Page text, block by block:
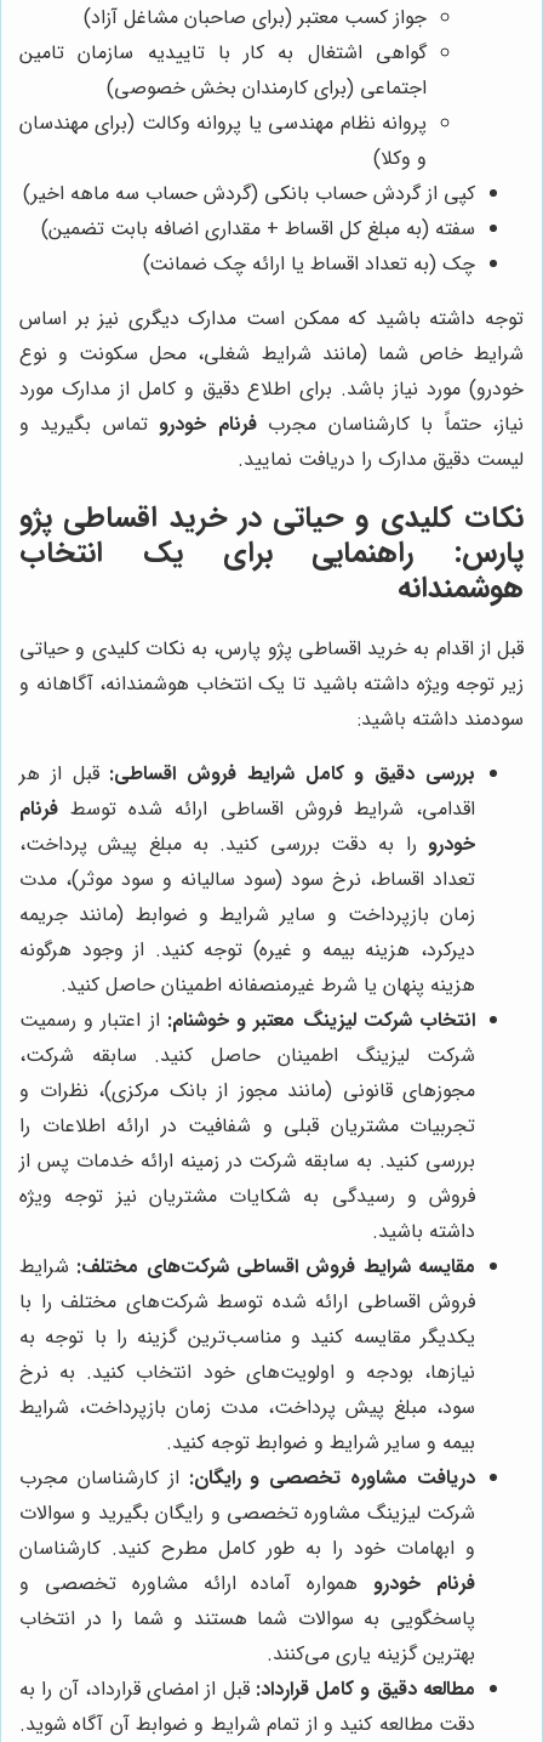
جواز کسب معتبر (برای صاحبان مشاغل آزاد)
گواهی اشتغال به کار با تاییدیه سازمان تامین
اجتماعی (برای کارمندان بخش خصوصی)
پروانه نظام مهندسی یا پروانه وکالت (برای مهندسان
و وکلا)
کپی از گردش حساب بانکی (گردش حساب سه ماهه اخیر)
سفته (به مبلغ کل اقساط + مقداری اضافه بابت تضمین)
چک (به تعداد اقساط یا ارائه چک ضمانت)
توجه داشته باشید که ممکن است مدارک دیگری نیز بر اساس
شرایط خاص شما (مانند شرایط شغلی، محل سکونت و نوع
خودرو) مورد نیاز باشد. برای اطلاع دقیق و کامل از مدارک مورد
نیاز، حتماً با کارشناسان مجربفرنام خودروتماس بگیرید و
لیست دقیق مدارک را دریافت نمایید.
نکات کلیدی و حیاتی در خرید اقساطی پژو
پارس: راهنمایی برای یک انتخاب
هوشمندانه
قبل از اقدام به خرید اقساطی پژو پارس، به نکات کلیدی و حیاتی
زیر توجه ویژه داشته باشید تا یک انتخاب هوشمندانه، آگاهانه و
سودمند داشته باشید:
بررسی دقیق و کامل شرایط فروش اقساطی: قبل از هر
اقدامی، شرایط فروش اقساطی ارائه شده توسط فرنام
خودرو را به دقت بررسی کنید. به مبلغ پیش پرداخت،
تعداد اقساط، نرخ سود (سود سالیانه و سود موثر)، مدت
زمان بازپرداخت و سایر شرایط و ضوابط (مانند جریمه
دیرکرد، هزینه بیمه و غیره) توجه کنید. از وجود هرگونه
هزینه پنهان یا شرط غیرمنصفانه اطمینان حاصل کنید.
انتخاب شرکت لیزینگ معتبر و خوشنام: از اعتبار و رسمیت
شرکت لیزینگ اطمینان حاصل کنید. سابقه شرکت،
مجوزهای قانونی (مانند مجوز از بانک مرکزی)، نظرات و
تجربیات مشتریان قبلی و شفافیت در ارائه اطلاعات را
بررسی کنید. به سابقه شرکت در زمینه ارائه خدمات پس از
فروش و رسیدگی به شکایات مشتریان نیز توجه ویژه
داشته باشید.
مقایسه شرایط فروش اقساطی شرکت‌های مختلف: شرایط
فروش اقساطی ارائه شده توسط شرکت‌های مختلف را با
یکدیگر مقایسه کنید و مناسب‌ترین گزینه را با توجه به
نیازها، بودجه و اولویت‌های خود انتخاب کنید. به نرخ
سود، مبلغ پیش پرداخت، مدت زمان بازپرداخت، شرایط
بیمه و سایر شرایط و ضوابط توجه کنید.
دریافت مشاوره تخصصی و رایگان: از کارشناسان مجرب
شرکت لیزینگ مشاوره تخصصی و رایگان بگیرید و سوالات
و ابهامات خود را به طور کامل مطرح کنید. کارشناسان
فرنام خودرو همواره آماده ارائه مشاوره تخصصی و
پاسخگویی به سوالات شما هستند و شما را در انتخاب
بهترین گزینه یاری می‌کنند.
مطالعه دقیق و کامل قرارداد: قبل از امضای قرارداد، آن را به
دقت مطالعه کنید و از تمام شرایط و ضوابط آن آگاه شوید.